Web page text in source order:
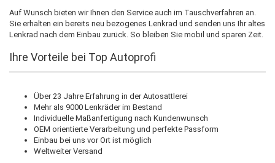
Auf Wunsch bieten wir Ihnen den Service auch im Tauschverfahren an.
Sie erhalten ein bereits neu bezogenes Lenkrad und senden uns Ihr altes
Lenkrad nach dem Einbau zurück. So bleiben Sie mobil und sparen Zeit.
Ihre Vorteile bei Top Autoprofi
Über 23 Jahre Erfahrung in der Autosattlerei
Mehr als 9000 Lenkräder im Bestand
Individuelle Maßanfertigung nach Kundenwunsch
OEM orientierte Verarbeitung und perfekte Passform
Einbau bei uns vor Ort ist möglich
Weltweiter Versand